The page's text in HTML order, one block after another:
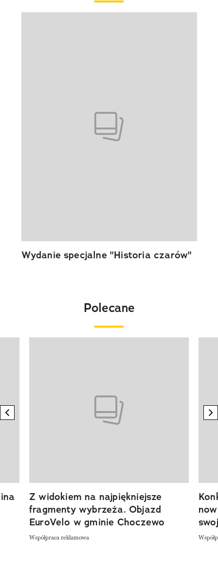
Wydanie specjalne "Historia czarów"
Polecane
previous element
Z widokiem na najpiękniejsze
fragmenty wybrzeża. Objazd
EuroVelo w gminie Choczewo
Współpraca reklamowa